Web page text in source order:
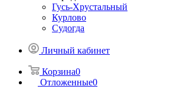
Гусь-Хрустальный
Курлово
Судогда
Личный кабинет
Корзина0
Отложенные0